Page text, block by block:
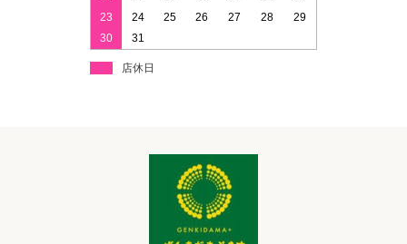
23
24 25 26 27 28
29
30
31
店休日